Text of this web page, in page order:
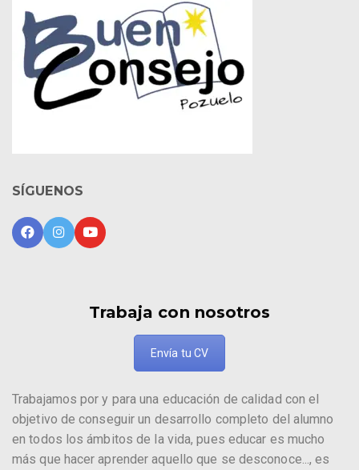
SÍGUENOS
Trabaja con nosotros
Envía tu CV
Trabajamos por y para una educación de calidad con el
objetivo de conseguir un desarrollo completo del alumno
en todos los ámbitos de la vida, pues educar es mucho
más que hacer aprender aquello que se desconoce..., es